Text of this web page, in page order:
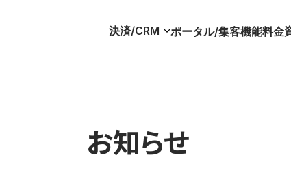
決済/CRM ポータル/集客機能料金
お知らせ